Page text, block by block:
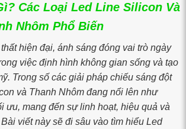
Các Loại Led Line Silicon Và
Nhôm Phổ Biến
hiện đại, ánh sáng đóng vai trò ngày
việc định hình không gian sống và tạo
Trong số các giải pháp chiếu sáng đột
và Thanh Nhôm đang nổi lên như
ưu, mang đến sự linh hoạt, hiệu quả và
viết này sẽ đi sâu vào tìm hiểu Led